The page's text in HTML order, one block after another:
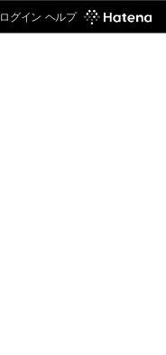
ログイン ヘルプ